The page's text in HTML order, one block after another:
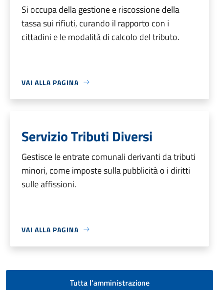
Si occupa della gestione e riscossione della
tassa sui rifiuti, curando il rapporto con i
cittadini e le modalità di calcolo del tributo.
VAI ALLA PAGINA
Servizio Tributi Diversi
Gestisce le entrate comunali derivanti da tributi
minori, come imposte sulla pubblicità o i diritti
sulle affissioni.
VAI ALLA PAGINA
Tutta l'amministrazione